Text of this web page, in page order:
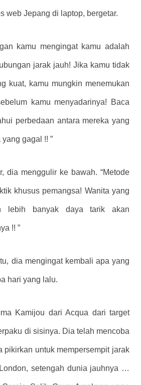
web Jepang di laptop, bergetar.
kamu mengingat kamu adalah
jarak jauh! Jika kamu tidak
kuat, kamu mungkin menemukan
kamu menyadarinya! Baca
perbedaan antara mereka yang
gagal !! ”
dia menggulir ke bawah. “Metode
khusus pemangsa! Wanita yang
lebih banyak daya tarik akan
!! ”
dia mengingat kembali apa yang
hari yang lalu.
Kamijou dari Acqua dari target
di sisinya. Dia telah mencoba
pikirkan untuk mempersempit jarak
setengah dunia jauhnya …